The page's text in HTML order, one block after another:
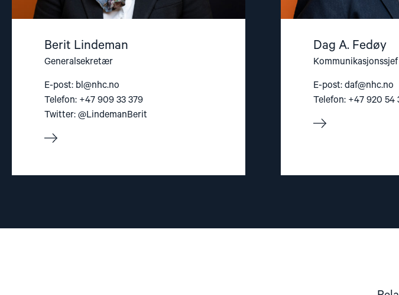
Berit Lindeman
Generalsekretær
E-post: bl@nhc.no
Telefon: +47 909 33 379
Twitter: @LindemanBerit
Dag A. Fedøy
Kommunikasjonssjef
E-post: daf@nhc.no
Telefon: +47 920 54